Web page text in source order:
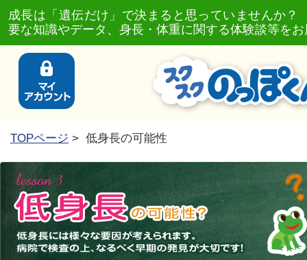
成長は「遺伝だけ」で決まると思っていませんか
要な知識やデータ、身長・体重に関する体験談等を
TOPページ > 低身長の可能性